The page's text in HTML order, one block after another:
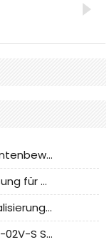
CNC Tech Inländische Kabelkomponentenbewertung und Massenproduktionsanpassungsanleitung
I-PEX-Hochfrequenz-Kabelbündel-Lösung für die heimische Produktion analysiert
CLIFF unter Bezugnahme auf die Aktualisierung der chinesischen Stecker-Testnormen
JST Stecker - bietet Original JST NSHR-02V-S Stecker und Ersatzteile an